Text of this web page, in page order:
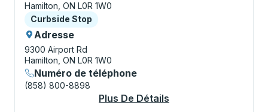
Hamilton, ON L0R 1W0
Curbside Stop
Curbside Stop
Adresse
9300 Airport Rd
Hamilton, ON L0R 1W0
Numéro de téléphone
(858) 800-8898
Plus De Détails